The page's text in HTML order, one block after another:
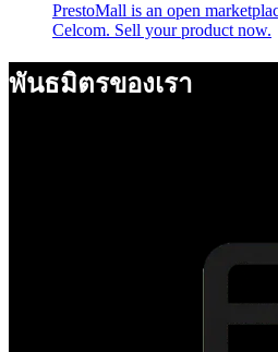
PrestoMall is an open
Celcom. Sell your product now.
พันธมิตรของเรา